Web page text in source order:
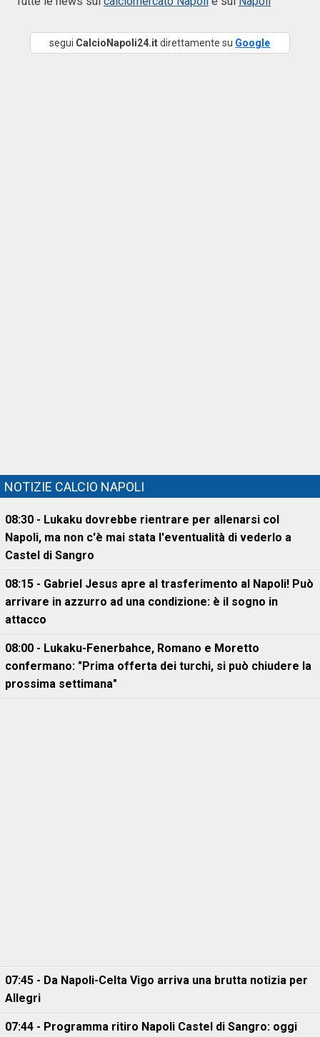
segui CalcioNapoli24.itdirettamente su Google
NOTIZIE CALCIO NAPOLI
08:30 - Lukaku dovrebbe rientrare per allenarsi col
Napoli, ma non c'è mai stata l'eventualità di vederlo a
Castel di Sangro
08:15 - Gabriel Jesus apre al trasferimento al Napoli! Può
arrivare in azzurro ad una condizione: è il sogno in
attacco
08:00 - Lukaku-Fenerbahce, Romano e Moretto
confermano: "Prima offerta dei turchi, si può chiudere la
prossima settimana"
07:45 - Da Napoli-Celta Vigo arriva una brutta notizia per
Allegri
07:44 - Programma ritiro Napoli Castel di Sangro: oggi